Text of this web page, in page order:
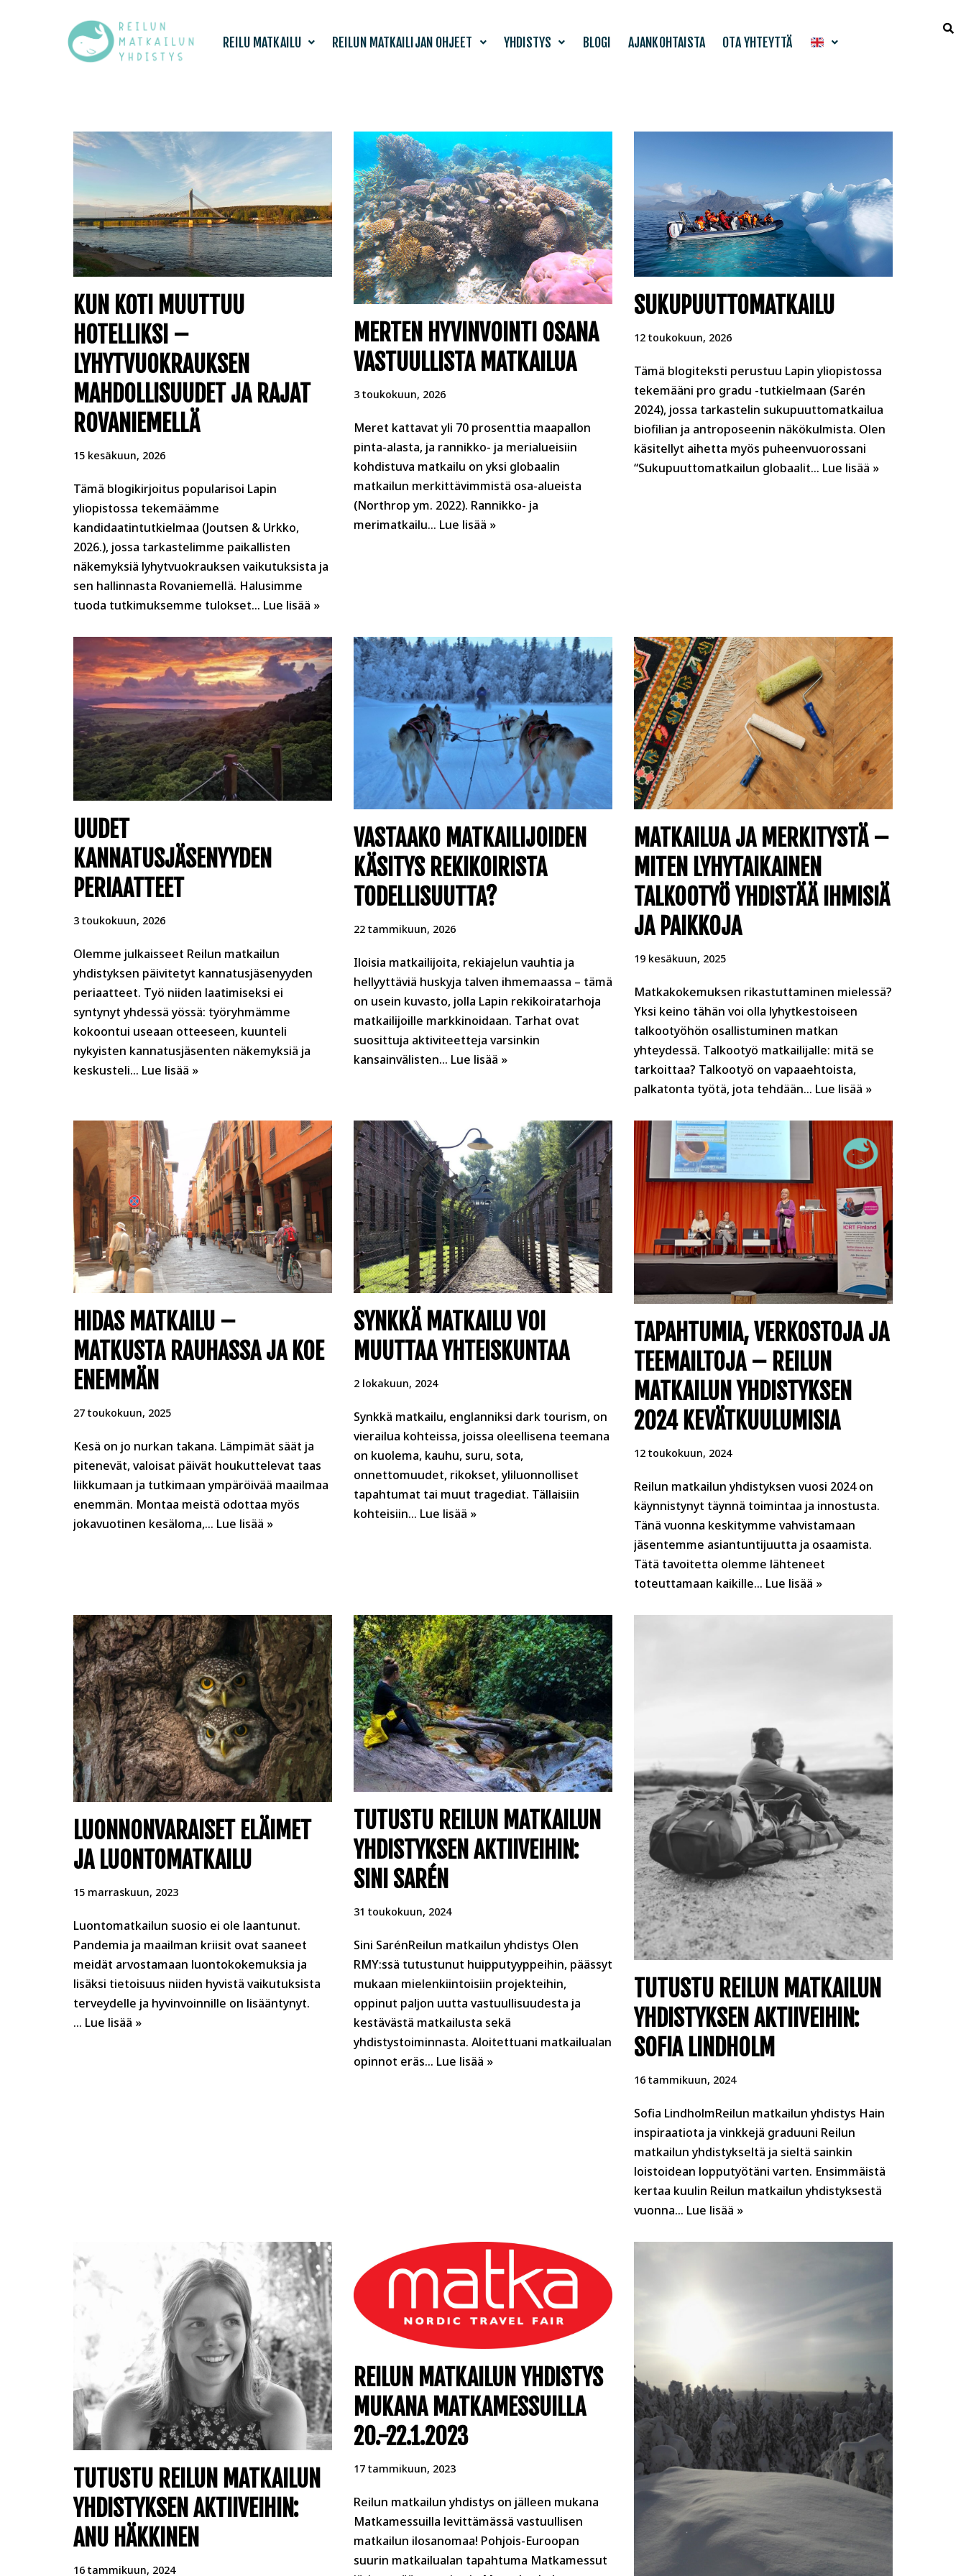
REILU MATKAILU REILUN MATKAILIJAN OHJEET YHDISTYS BLOGI AJANKOHTAISTA OTA YHTEYTTÄ
KUN KOTI MUUTTUU
HOTELLIKSI –
LYHYTVUOKRAUKSEN
MAHDOLLISUUDET JA RAJAT
ROVANIEMELLÄ
15 kesäkuun, 2026
Tämä blogikirjoitus popularisoi Lapin
yliopistossa tekemäämme
kandidaatintutkielmaa (Joutsen & Urkko,
2026.), jossa tarkastelimme paikallisten
näkemyksiä lyhytvuokrauksen vaikutuksista ja
sen hallinnasta Rovaniemellä. Halusimme
tuoda tutkimuksemme tulokset… Lue lisää »
MERTEN HYVINVOINTI OSANA
VASTUULLISTA MATKAILUA
3 toukokuun, 2026
Meret kattavat yli 70 prosenttia maapallon
pinta-alasta, ja rannikko- ja merialueisiin
kohdistuva matkailu on yksi globaalin
matkailun merkittävimmistä osa-alueista
(Northrop ym. 2022). Rannikko- ja
merimatkailu… Lue lisää »
SUKUPUUTTOMATKAILU
12 toukokuun, 2026
Tämä blogiteksti perustuu Lapin yliopistossa
tekemääni pro gradu -tutkielmaan (Sarén
2024), jossa tarkastelin sukupuuttomatkailua
biofilian ja antroposeenin näkökulmista. Olen
käsitellyt aihetta myös puheenvuorossani
“Sukupuuttomatkailun globaalit… Lue lisää »
UUDET
KANNATUSJÄSENYYDEN
PERIAATTEET
3 toukokuun, 2026
Olemme julkaisseet Reilun matkailun
yhdistyksen päivitetyt kannatusjäsenyyden
periaatteet. Työ niiden laatimiseksi ei
syntynyt yhdessä yössä: työryhmämme
kokoontui useaan otteeseen, kuunteli
nykyisten kannatusjäsenten näkemyksiä ja
keskusteli… Lue lisää »
VASTAAKO MATKAILIJOIDEN
KÄSITYS REKIKOIRISTA
TODELLISUUTTA?
22 tammikuun, 2026
Iloisia matkailijoita, rekiajelun vauhtia ja
hellyyttäviä huskyja talven ihmemaassa – tämä
on usein kuvasto, jolla Lapin rekikoiratarhoja
matkailijoille markkinoidaan. Tarhat ovat
suosittuja aktiviteetteja varsinkin
kansainvälisten… Lue lisää »
MATKAILUA JA MERKITYSTÄ –
MITEN LYHYTAIKAINEN
TALKOOTYÖ YHDISTÄÄ IHMISIÄ
JA PAIKKOJA
19 kesäkuun, 2025
Matkakokemuksen rikastuttaminen mielessä?
Yksi keino tähän voi olla lyhytkestoiseen
talkootyöhön osallistuminen matkan
yhteydessä. Talkootyö matkailijalle: mitä se
tarkoittaa? Talkootyö on vapaaehtoista,
palkatonta työtä, jota tehdään… Lue lisää »
HIDAS MATKAILU –
MATKUSTA RAUHASSA JA KOE
ENEMMÄN
27 toukokuun, 2025
Kesä on jo nurkan takana. Lämpimät säät ja
pitenevät, valoisat päivät houkuttelevat taas
liikkumaan ja tutkimaan ympäröivää maailmaa
enemmän. Montaa meistä odottaa myös
jokavuotinen kesäloma,… Lue lisää »
SYNKKÄ MATKAILU VOI
MUUTTAA YHTEISKUNTAA
2 lokakuun, 2024
Synkkä matkailu, englanniksi dark tourism, on
vierailua kohteissa, joissa oleellisena teemana
on kuolema, kauhu, suru, sota,
onnettomuudet, rikokset, yliluonnolliset
tapahtumat tai muut tragediat. Tällaisiin
kohteisiin… Lue lisää »
TAPAHTUMIA, VERKOSTOJA JA
TEEMAILTOJA – REILUN
MATKAILUN YHDISTYKSEN
2024 KEVÄTKUULUMISIA
12 toukokuun, 2024
Reilun matkailun yhdistyksen vuosi 2024 on
käynnistynyt täynnä toimintaa ja innostusta.
Tänä vuonna keskitymme vahvistamaan
jäsentemme asiantuntijuutta ja osaamista.
Tätä tavoitetta olemme lähteneet
toteuttamaan kaikille… Lue lisää »
LUONNONVARAISET ELÄIMET
JA LUONTOMATKAILU
15 marraskuun, 2023
Luontomatkailun suosio ei ole laantunut.
Pandemia ja maailman kriisit ovat saaneet
meidät arvostamaan luontokokemuksia ja
lisäksi tietoisuus niiden hyvistä vaikutuksista
terveydelle ja hyvinvoinnille on lisääntynyt.
… Lue lisää »
TUTUSTU REILUN MATKAILUN
YHDISTYKSEN AKTIIVEIHIN:
SINI SARÉN
31 toukokuun, 2024
Sini SarénReilun matkailun yhdistys Olen
RMY:ssä tutustunut huipputyyppeihin, päässyt
mukaan mielenkiintoisiin projekteihin,
oppinut paljon uutta vastuullisuudesta ja
kestävästä matkailusta sekä
yhdistystoiminnasta. Aloitettuani matkailualan
opinnot eräs… Lue lisää »
TUTUSTU REILUN MATKAILUN
YHDISTYKSEN AKTIIVEIHIN:
SOFIA LINDHOLM
16 tammikuun, 2024
Sofia LindholmReilun matkailun yhdistys Hain
inspiraatiota ja vinkkejä graduuni Reilun
matkailun yhdistykseltä ja sieltä sainkin
loistoidean lopputyötäni varten. Ensimmäistä
kertaa kuulin Reilun matkailun yhdistyksestä
vuonna… Lue lisää »
TUTUSTU REILUN MATKAILUN
YHDISTYKSEN AKTIIVEIHIN:
ANU HÄKKINEN
16 tammikuun, 2024
REILUN MATKAILUN YHDISTYS
MUKANA MATKAMESSUILLA
20.-22.1.2023
17 tammikuun, 2023
Reilun matkailun yhdistys on jälleen mukana
Matkamessuilla levittämässä vastuullisen
matkailun ilosanomaa! Pohjois-Euroopan
suurin matkailualan tapahtuma Matkamessut